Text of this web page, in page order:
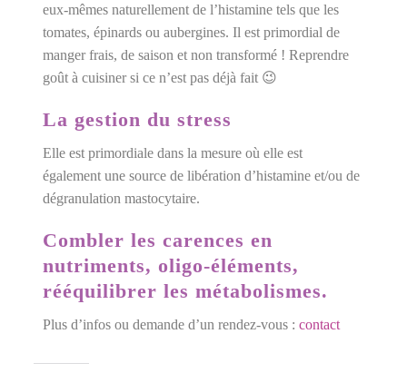
eux-mêmes naturellement de l’histamine tels que les
tomates, épinards ou aubergines. Il est primordial de
manger frais, de saison et non transformé ! Reprendre
goût à cuisiner si ce n’est pas déjà fait 😉
La gestion du stress
Elle est primordiale dans la mesure où elle est
également une source de libération d’histamine et/ou de
dégranulation mastocytaire.
Combler les carences en
nutriments, oligo-éléments,
rééquilibrer les métabolismes.
Plus d’infos ou demande d’un rendez-vous :contact